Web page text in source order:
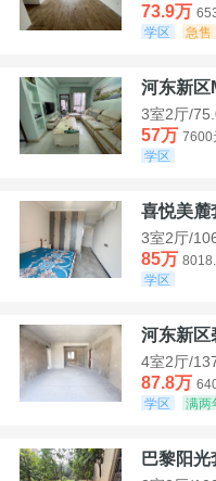
73.9万
学区
急售
河东新区
3室2厅/
57万 7600
学区
喜悦美麓
3室2厅/
85万
学区
河东新区
4室2厅/
87.8万
学区
满两
巴黎阳